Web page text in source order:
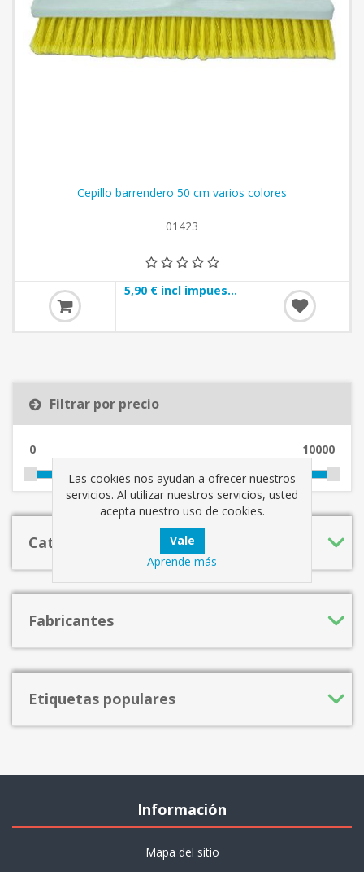
Cepillo barrendero 50 cm varios colores
01423
5,90 € incl impuestos
Filtrar por precio
0 10000
Categorías
Fabricantes
Etiquetas populares
Información
Mapa del sitio
Las cookies nos ayudan a ofrecer nuestros
servicios. Al utilizar nuestros servicios, usted
acepta nuestro uso de cookies.
Aprende más